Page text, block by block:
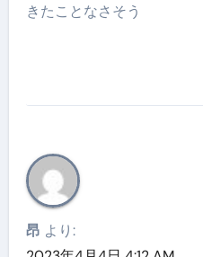
きたことなさそう
昂 より: